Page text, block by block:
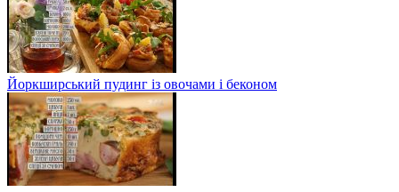
Йоркширський пудинг із овочами і беконом